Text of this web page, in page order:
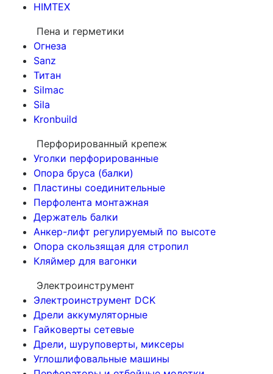
HIMTEX
Пена и герметики
Огнеза
Sanz
Титан
Silmac
Sila
Kronbuild
Перфорированный крепеж
Уголки перфорированные
Опора бруса (балки)
Пластины соединительные
Перфолента монтажная
Держатель балки
Анкер-лифт регулируемый по высоте
Опора скользящая для стропил
Кляймер для вагонки
Электроинструмент
Электроинструмент DCK
Дрели аккумуляторные
Гайковерты сетевые
Дрели, шуруповерты, миксеры
Углошлифовальные машины